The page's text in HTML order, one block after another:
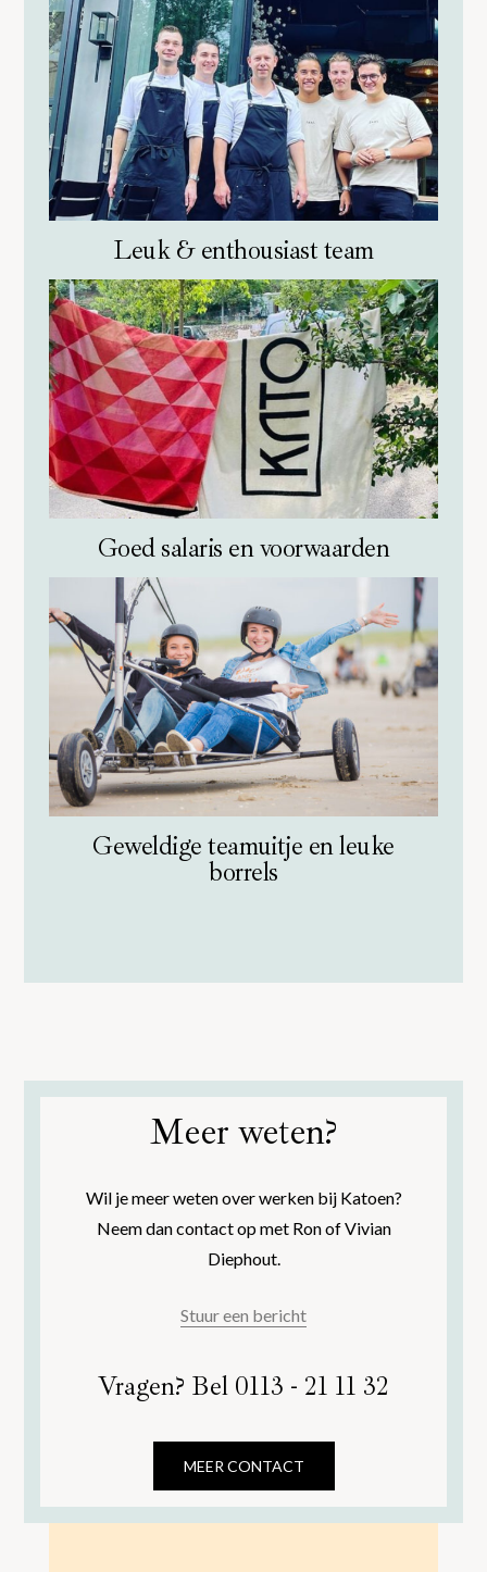
Leuk & enthousiast team
Goed salaris en voorwaarden
Geweldige teamuitje en leuke
borrels
Meer weten?
Wil je meer weten over werken bij Katoen?
Neem dan contact op met Ron of Vivian
Diephout.
Stuur een bericht
Vragen? Bel 0113 - 21 11 32
MEER CONTACT